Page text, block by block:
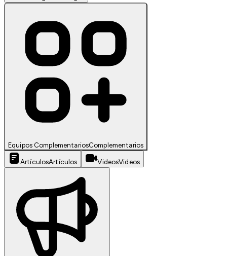
Equipos ComplementariosComplementarios
ArtículosArtículos VideosVideos